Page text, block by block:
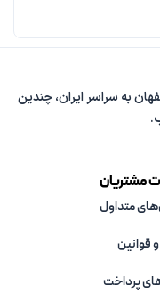
| ارسال از اصفهان به سراسر ایران، چندین
مشتریان
متداول
قوانین
پرداخت